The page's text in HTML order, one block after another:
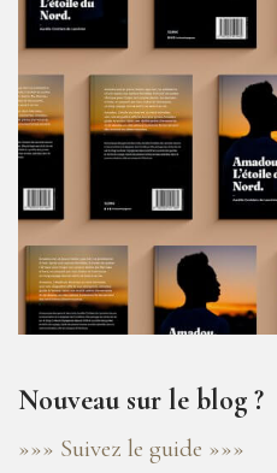
Nouveau sur le blog ?
»»» Suivez le guide »»»